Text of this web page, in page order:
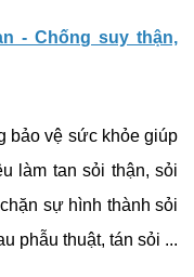
- Chống suy thận,
bảo vệ sức khỏe giúp
làm tan sỏi thận, sỏi
sự hình thành sỏi
phẫu thuật, tán sỏi ...